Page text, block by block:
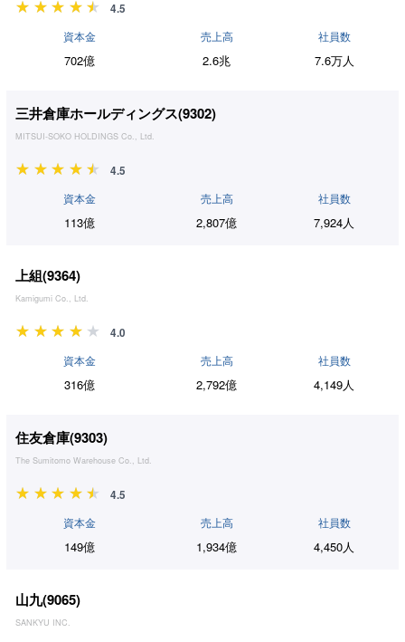
4.5
資本金
702億
売上高
2.6兆
社員数
7.6万人
三井倉庫ホールディングス(9302)
MITSUI-SOKO HOLDINGS Co., Ltd.
4.5
資本金
113億
売上高
2,807億
社員数
7,924人
上組(9364)
Kamigumi Co., Ltd.
4.0
資本金
316億
売上高
2,792億
社員数
4,149人
住友倉庫(9303)
The Sumitomo Warehouse Co., Ltd.
4.5
資本金
149億
売上高
1,934億
社員数
4,450人
山九(9065)
SANKYU INC.